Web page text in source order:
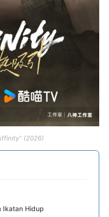
(2026)
Ikatan Hidup